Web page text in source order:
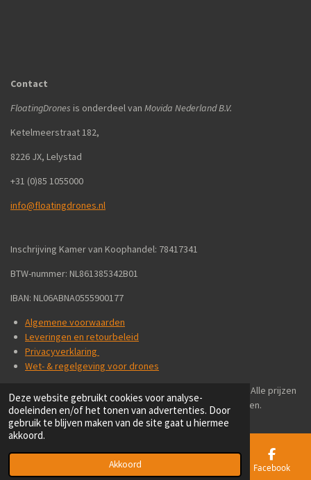
Deze website gebruikt cookies voor analyse-
doeleinden en/of het tonen van advertenties. Door
gebruik te blijven maken van de site gaat u hiermee
akkoord.
Akkoord
Contact
FloatingDrones is onderdeel van Movida Nederland B.V.
Ketelmeerstraat 182,
8226 JX, Lelystad
+31 (0)85 1055000
info@floatingdrones.nl
Inschrijving Kamer van Koophandel: 78417341
BTW-nummer: NL861385342B01
IBAN: NL06ABNA0555900177
Algemene voorwaarden
Leveringen en retourbeleid
Privacyverklaring
Wet- & regelgeving voor drones
We verkopen wereldwijd aan particulieren en bedrijven - Alle prijzen
zijn inclusief 21% BTW en exclusief verzendkosten.
Telefoonnummer Facebook